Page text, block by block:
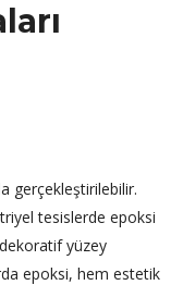
gerçekleştirilebilir.
tesislerde epoksi
yüzey
epoksi, hem estetik